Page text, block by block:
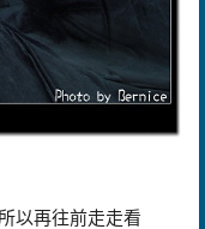
以再往前走走看